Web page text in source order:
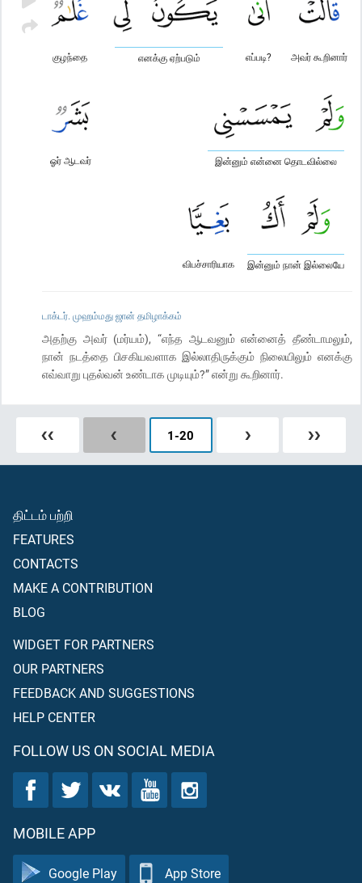
அவர் கூறினார்
எப்படி?
எனக்கு ஏற்படும்
குழந்தை
இன்னும் என்னை தொடவில்லை
ஓர் ஆடவர்
இன்னும் நான் இல்லையே
விபச்சாரியாக
டாக்டர். முஹம்மது ஜான் தமிழாக்கம்
அதற்கு அவர் (மர்யம்), “எந்த ஆடவனும் என்னைத் தீண்டாமலும்,
நான் நடத்தை பிசகியவளாக இல்லாதிருக்கும் நிலையிலும் எனக்கு
எவ்வாறு புதல்வன் உண்டாக முடியும்?” என்று கூறினார்.
❮❮ ❮ 1-20 ❯ ❯❯
திட்டம் பற்றி
FEATURES
CONTACTS
MAKE A CONTRIBUTION
BLOG
WIDGET FOR PARTNERS
OUR PARTNERS
FEEDBACK AND SUGGESTIONS
HELP CENTER
FOLLOW US ON SOCIAL MEDIA
MOBILE APP
Google Play App Store